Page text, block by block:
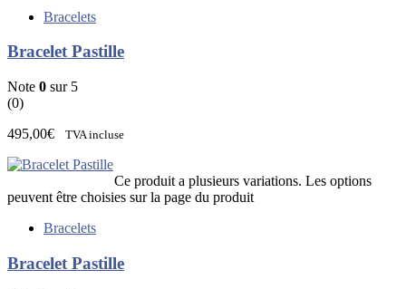
Bracelets
Bracelet Pastille
Note 0 sur 5
(0)
495,00€ TVA incluse
Ce produit a plusieurs variations. Les options
peuvent être choisies sur la page du produit
Bracelets
Bracelet Pastille